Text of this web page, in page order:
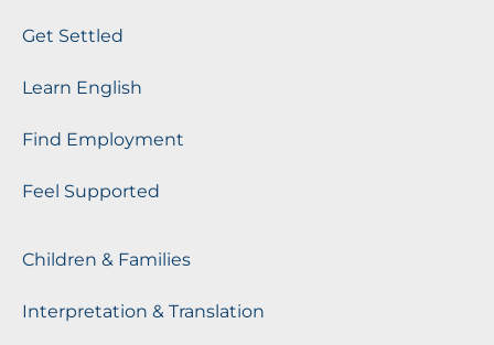
Get Settled
Learn English
Find Employment
Feel Supported
Children & Families
Interpretation & Translation